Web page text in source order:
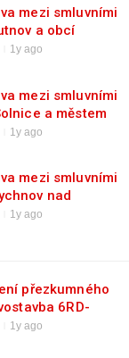
mezi smluvními
a obcí
1y ago
mezi smluvními
a městem
1y ago
mezi smluvními
nad
1y ago
přezkumného
6RD-
1y ago